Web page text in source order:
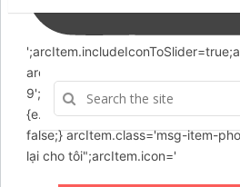
arcItem={};arcItem.id='msg-item-
9';arcItem.onClick=function(e)
false;} arcItem.class='msg-item-
lại cho tôi";arcItem.icon='